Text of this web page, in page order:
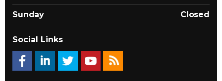
Sunday Closed
Social Links